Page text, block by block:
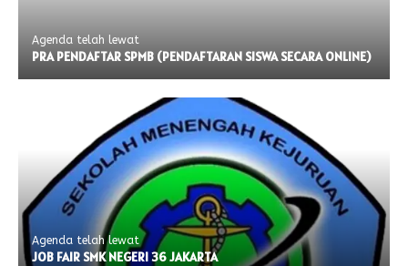
Agenda telah lewat
PRA PENDAFTAR SPMB (PENDAFTARAN SISWA SECARA ONLINE)
Agenda telah lewat
JOB FAIR SMK NEGERI 36 JAKARTA